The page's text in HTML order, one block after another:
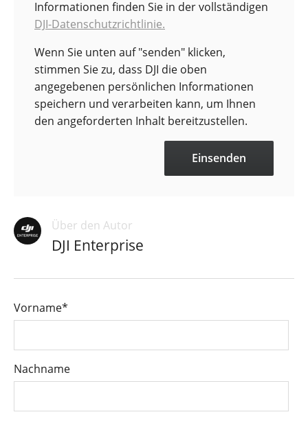
Informationen finden Sie in der vollständigen
DJI-Datenschutzrichtlinie.
Wenn Sie unten auf "senden" klicken,
stimmen Sie zu, dass DJI die oben
angegebenen persönlichen Informationen
speichern und verarbeiten kann, um Ihnen
den angeforderten Inhalt bereitzustellen.
Über den Autor
DJI Enterprise
Vorname*
Nachname